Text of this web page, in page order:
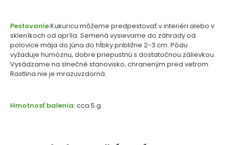
Pestovanie:Kukuricu môžeme predpestovať v interiéri alebo v
skleníkoch od apríla. Semená vysievame do záhrady od
polovice mája do júna do hĺbky približne 2-3 cm. Pôdu
vyžaduje humóznu, dobre priepustnú s dostatočnou zálievkou.
Vysádzame na slnečné stanovisko, chraneným pred vetrom.
Rastlina nie je mrazuvzdorná.
Hmotnosť balenia:cca 5 g.